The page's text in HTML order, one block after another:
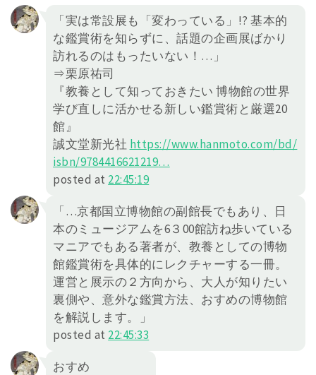
「実は常設展も「変わっている」!? 基本的
な鑑賞術を知らずに、話題の企画展ばかり
訪れるのはもったいない！…」
⇒栗原祐司
『教養として知っておきたい 博物館の世界
学び直しに活かせる新しい鑑賞術と厳選20
館』
誠文堂新光社 https://www.hanmoto.com/bd/
isbn/9784416621219…
posted at 22:45:19
「…京都国立博物館の副館長でもあり、日
本のミュージアムを6３00館訪ね歩いている
マニアでもある著者が、教養としての博物
館鑑賞術を具体的にレクチャーする一冊。
運営と展示の２方向から、大人が知りたい
裏側や、意外な鑑賞方法、おすめの博物館
を解説します。」
posted at 22:45:33
おすめ